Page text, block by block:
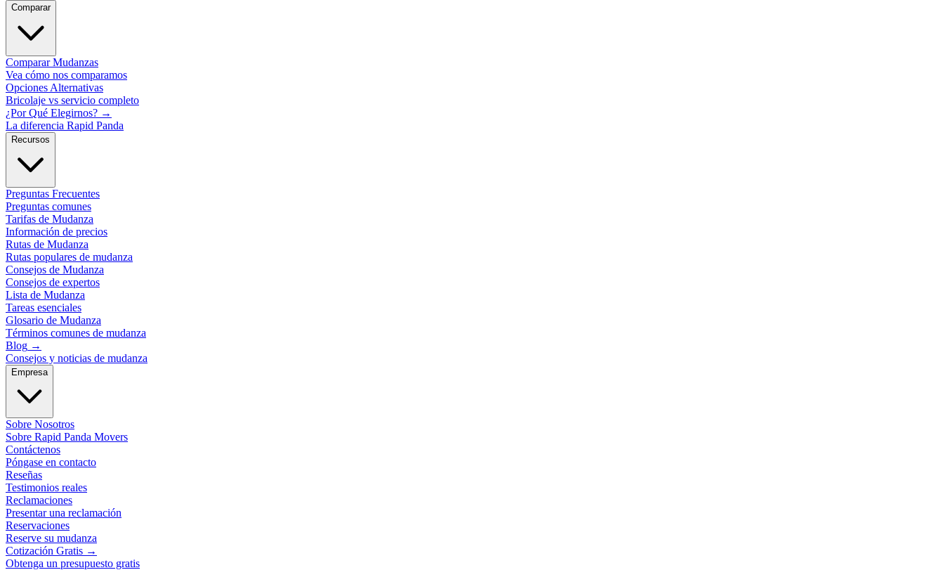
Comparar
Comparar Mudanzas
Vea cómo nos comparamos
Opciones Alternativas
Bricolaje vs servicio completo
¿Por Qué Elegirnos? →
La diferencia Rapid Panda
Recursos
Preguntas Frecuentes
Preguntas comunes
Tarifas de Mudanza
Información de precios
Rutas de Mudanza
Rutas populares de mudanza
Consejos de Mudanza
Consejos de expertos
Lista de Mudanza
Tareas esenciales
Glosario de Mudanza
Términos comunes de mudanza
Blog →
Consejos y noticias de mudanza
Empresa
Sobre Nosotros
Sobre Rapid Panda Movers
Contáctenos
Póngase en contacto
Reseñas
Testimonios reales
Reclamaciones
Presentar una reclamación
Reservaciones
Reserve su mudanza
Cotización Gratis →
Obtenga un presupuesto gratis